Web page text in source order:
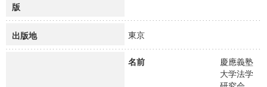
版
出版地 東京
名前
慶應義塾
大学法学